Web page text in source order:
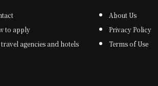
to apply
agencies and hotels
About Us
Privacy Policy
Terms of Use